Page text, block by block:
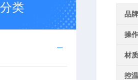
类 品牌
操
材质
控